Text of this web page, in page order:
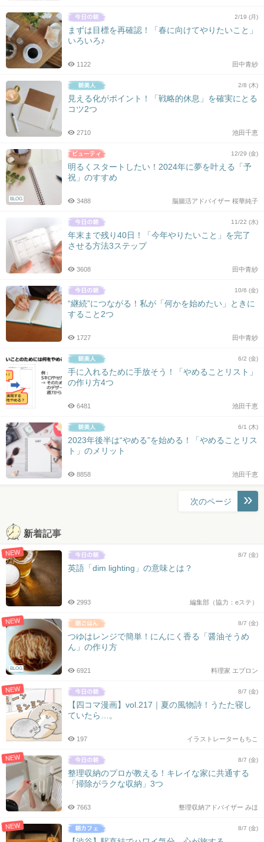
2/19 (月)
まずは目標を再確認！「春に向けてやりたいこと」
いろいろ♪
田中青紗
1122
2/8 (木)
見える化がポイント！「戦略的休息」を確実にとる
コツ2つ
池田千恵
2710
BLOG
12/29 (金)
明るくスタートしたい！2024年に夢を叶える「予
祝」のすすめ
脳腸活アドバイザー 桜華純子
3488
11/22 (水)
年末まで残り40日！「今年やりたいこと」を完了
させる方法3ステップ
田中青紗
3608
10/6 (金)
“継続”につながる！私が「何かを始めたい」ときに
すること2つ
田中青紗
1727
6/2 (金)
手に入れるために手放そう！「やめることリスト」
の作り方4つ
池田千恵
6481
6/1 (木)
2023年後半は“やめる”を始める！「やめることリス
ト」のメリット
池田千恵
8858
ナ
ビ
ゲ
ー
シ
ョ
次のページ
新着記事
NEW 8/7 (金)
英語「dim lighting」の意味とは？
編集部（協力：eステ）
2993
NEW
BLOG
8/7 (金)
つゆはレンジで簡単！にんにく香る「醤油そうめ
ん」の作り方
料理家 エプロン
6921
NEW 8/7 (金)
【四コマ漫画】vol.217｜夏の風物詩！うたた寝し
ていたら…。
イラストレーターもちこ
197
NEW 8/7 (金)
整理収納のプロが教える！キレイな家に共通する
「掃除がラクな収納」3つ
整理収納アドバイザー みほ
7663
NEW 8/7 (金)